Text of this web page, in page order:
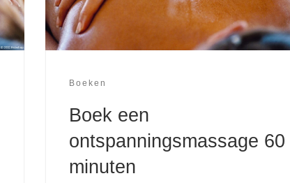
Boeken
Boek een
ontspanningsmassage 60
minuten